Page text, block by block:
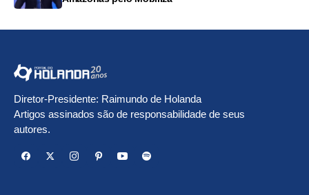
Diretor-Presidente: Raimundo de Holanda
Artigos assinados são de responsabilidade de seus
autores.